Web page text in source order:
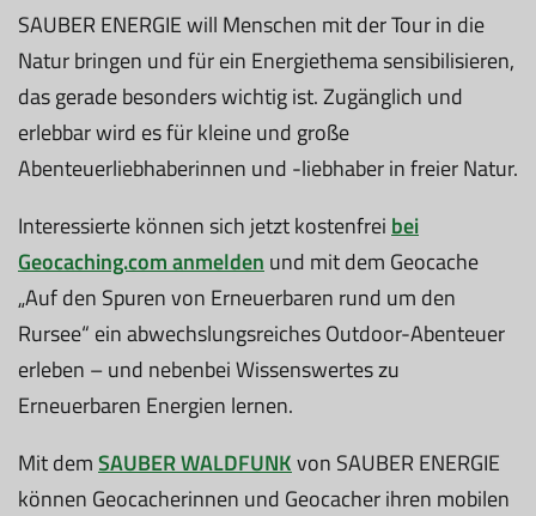
SAUBER ENERGIE will Menschen mit der Tour in die
Natur bringen und für ein Energiethema sensibilisieren,
das gerade besonders wichtig ist. Zugänglich und
erlebbar wird es für kleine und große
Abenteuerliebhaberinnen und -liebhaber in freier Natur.
Interessierte können sich jetzt kostenfrei bei
Geocaching.com anmelden und mit dem Geocache
„Auf den Spuren von Erneuerbaren rund um den
Rursee“ ein abwechslungsreiches Outdoor-Abenteuer
erleben – und nebenbei Wissenswertes zu
Erneuerbaren Energien lernen.
Mit demSAUBER WALDFUNKvon SAUBER ENERGIE
können Geocacherinnen und Geocacher ihren mobilen